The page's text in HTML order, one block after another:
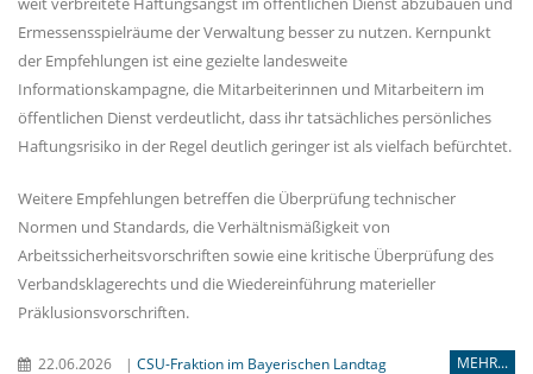
Ermessensspielräume der Verwaltung besser zu nutzen. Kernpunkt
der Empfehlungen ist eine gezielte landesweite
Informationskampagne, die Mitarbeiterinnen und Mitarbeitern im
öffentlichen Dienst verdeutlicht, dass ihr tatsächliches persönliches
Haftungsrisiko in der Regel deutlich geringer ist als vielfach befürchtet.
Weitere Empfehlungen betreffen die Überprüfung technischer
Normen und Standards, die Verhältnismäßigkeit von
Arbeitssicherheitsvorschriften sowie eine kritische Überprüfung des
Verbandsklagerechts und die Wiedereinführung materieller
Präklusionsvorschriften.
22.06.2026 | CSU-Fraktion im Bayerischen Landtag MEHR...